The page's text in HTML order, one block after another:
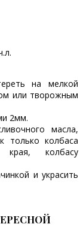
на мелкой
или творожным
2мм.
масла,
только колбаса
края, колбасу
и украсить